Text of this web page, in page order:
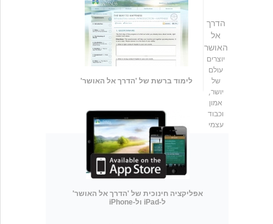
לימוד ברשת של 'הדרך אל האושר'
אפליקציה חינוכית של 'הדרך אל האושר'
ל-iPad ול-iPhone
הדרך
אל
האושר
יוצרים
עולם
של
יושר,
אמון
וכבוד
עצמי